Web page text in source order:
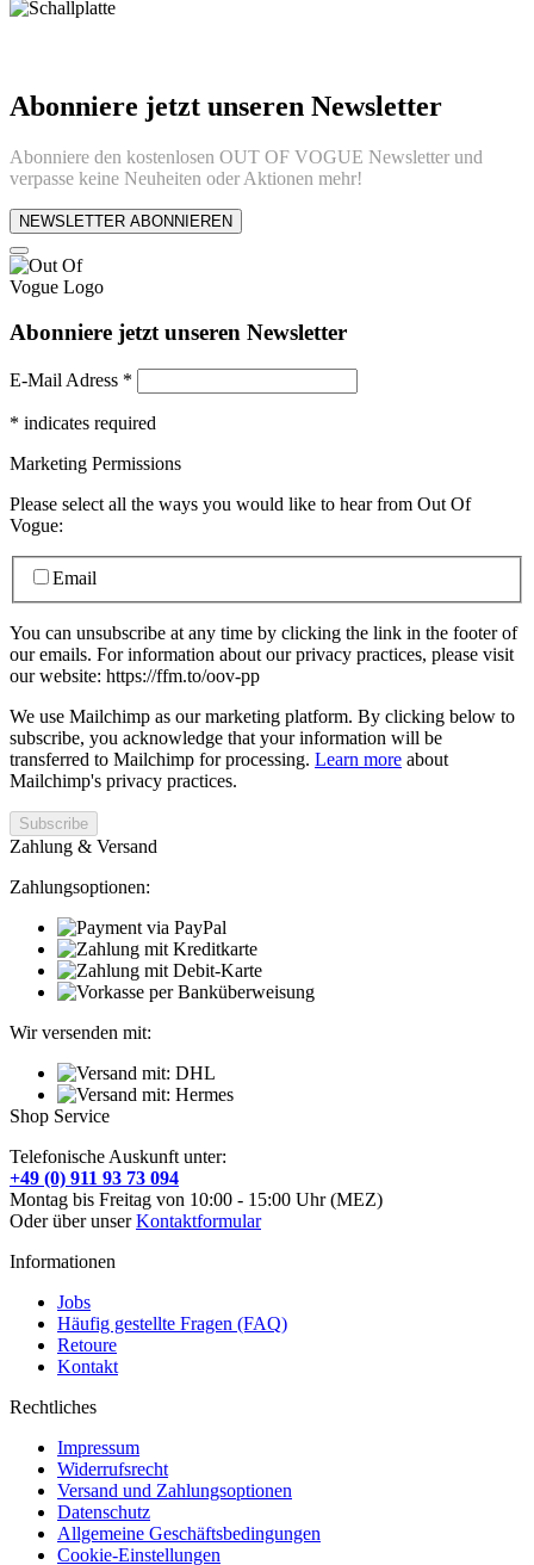
Abonniere jetzt unseren Newsletter
Abonniere den kostenlosen OUT OF VOGUE Newsletter und
verpasse keine Neuheiten oder Aktionen mehr!
NEWSLETTER ABONNIEREN
Abonniere jetzt unseren Newsletter
E-Mail Adress *
* indicates required
Marketing Permissions
Please select all the ways you would like to hear from Out Of
Vogue:
Email
You can unsubscribe at any time by clicking the link in the footer of
our emails. For information about our privacy practices, please visit
our website: https://ffm.to/oov-pp
We use Mailchimp as our marketing platform. By clicking below to
subscribe, you acknowledge that your information will be
transferred to Mailchimp for processing. Learn more about
Mailchimp's privacy practices.
Zahlung & Versand
Zahlungsoptionen:
Wir versenden mit:
Shop Service
Telefonische Auskunft unter:
+49 (0) 911 93 73 094
Montag bis Freitag von 10:00 - 15:00 Uhr (MEZ)
Oder über unserKontaktformular
Informationen
Jobs
Häufig gestellte Fragen (FAQ)
Retoure
Kontakt
Rechtliches
Impressum
Widerrufsrecht
Versand und Zahlungsoptionen
Datenschutz
Allgemeine Geschäftsbedingungen
Cookie-Einstellungen